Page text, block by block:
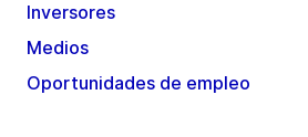
Inversores
Medios
Oportunidades de empleo